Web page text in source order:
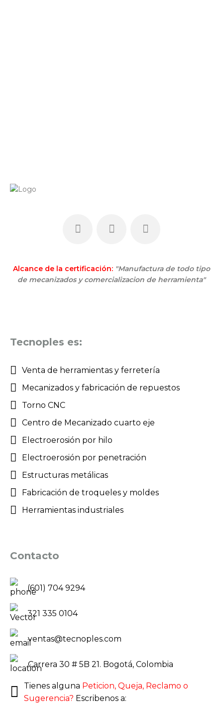
Alcance de la certificación: "Manufactura de todo tipo
de mecanizados y comercializacion de herramienta"
Tecnoples es:
Venta de herramientas y ferretería
Mecanizados y fabricación de repuestos
Torno CNC
Centro de Mecanizado cuarto eje
Electroerosión por hilo
Electroerosión por penetración
Estructuras metálicas
Fabricación de troqueles y moldes
Herramientas industriales
Contacto
(601) 704 9294
321 335 0104
ventas@tecnoples.com
Carrera 30 # 5B 21. Bogotá, Colombia
Tienes alguna Peticion, Queja, Reclamo o
Sugerencia? Escribenos a: